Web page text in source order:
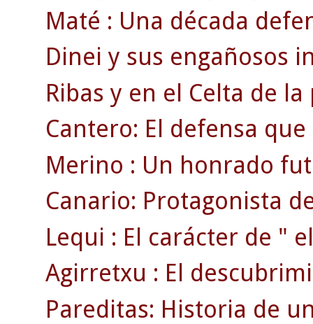
Maté : Una década
Dinei y sus engañosos
Ribas y en el Celta de
Cantero: El defensa
Merino : Un honrado
Canario: Protagonista
Lequi : El carácter de "
Agirretxu : El
Pareditas: Historia de